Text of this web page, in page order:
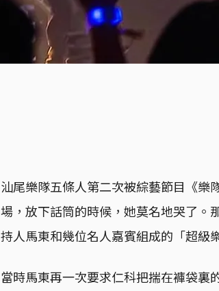
汕尾樂隊五條人第二次被綜藝節目《樂
場，放下話筒的時候，她莫名地哭了。
持人馬東和幾位名人嘉賓組成的「超級
當時馬東再一次要求仁科把揣在褲袋裏